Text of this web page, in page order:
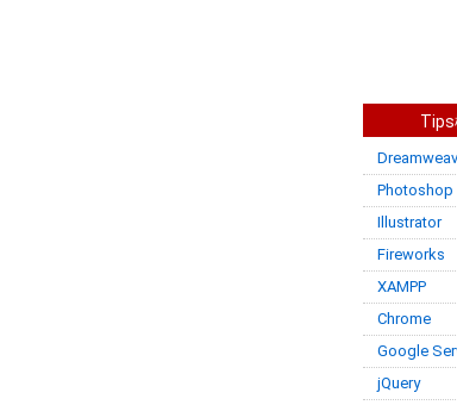
Tips
Photoshop
Illustrator
Fireworks
XAMPP
Chrome
Google
jQuery